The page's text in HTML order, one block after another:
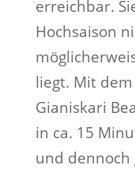
erreichbar.
Hochsaison
liegt. Mit
Gianiskari
in ca. 15
und